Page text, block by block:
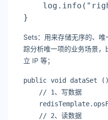
log.info(
}
Sets：用来存储无序的、
踪分析唯一项的业务场景
立 IP 等；
public void dataSet
// 1、写数据
// 2、读数据